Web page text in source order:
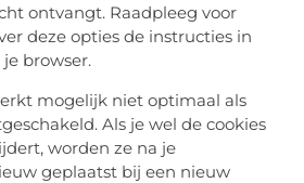
ontvangt. Raadpleeg voor
deze opties de instructies in
browser.
mogelijk niet optimaal als
Als je wel de cookies
worden ze na je
geplaatst bij een nieuw